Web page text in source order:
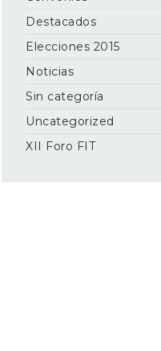
Destacados
Elecciones 2015
Noticias
Sin categoría
Uncategorized
XII Foro FIT